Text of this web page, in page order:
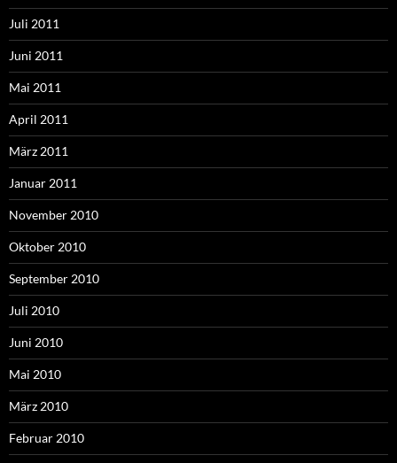
Juli 2011
Juni 2011
Mai 2011
April 2011
März 2011
Januar 2011
November 2010
Oktober 2010
September 2010
Juli 2010
Juni 2010
Mai 2010
März 2010
Februar 2010